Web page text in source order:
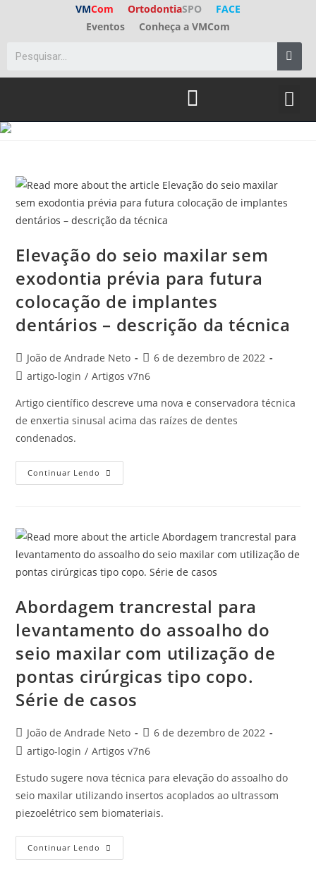
VMCom OrtodontiaSPO
FACE
Eventos
Conheça a VMCom
Elevação do seio maxilar sem
exodontia prévia para futura
colocação de implantes
dentários – descrição da técnica
João de Andrade Neto
6 de dezembro de 2022
artigo-login / Artigos v7n6
Artigo científico descreve uma nova e conservadora técnica
de enxertia sinusal acima das raízes de dentes
condenados.
Continuar Lendo
Abordagem trancrestal para
levantamento do assoalho do
seio maxilar com utilização de
pontas cirúrgicas tipo copo.
Série de casos
João de Andrade Neto
6 de dezembro de 2022
artigo-login / Artigos v7n6
Estudo sugere nova técnica para elevação do assoalho do
seio maxilar utilizando insertos acoplados ao ultrassom
piezoelétrico sem biomateriais.
Continuar Lendo